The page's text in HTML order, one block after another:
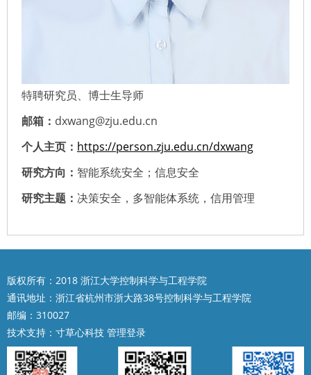
特聘研究员、博士生导师
邮箱： dxwang@zju.edu.cn
个人主页： https://person.zju.edu.cn/dxwang
研究方向： 智能系统安全；信息安全
研究主题： 决策安全，多智能体系统，信用管理
版权所有：2018 浙江大学控制科学与工程学院
通讯地址：浙江省杭州市浙大路38号控制科学与工程学院
邮编：310027
技术支持： 寸草心科技 管理登录